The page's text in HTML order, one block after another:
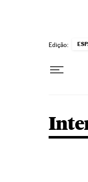
Edição: